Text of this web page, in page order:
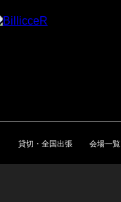
貸切・全国出張 会場一覧